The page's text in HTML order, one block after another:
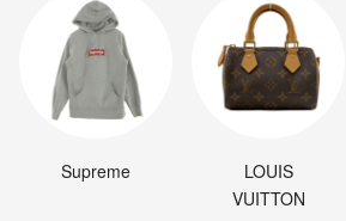
Supreme
LOUIS
VUITTON